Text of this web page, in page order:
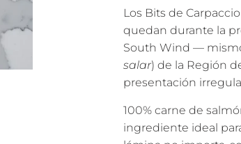
Los Bits de
quedan durante la
South Wind —
salar) de la Región
presentación
100% carne de
ingrediente ideal